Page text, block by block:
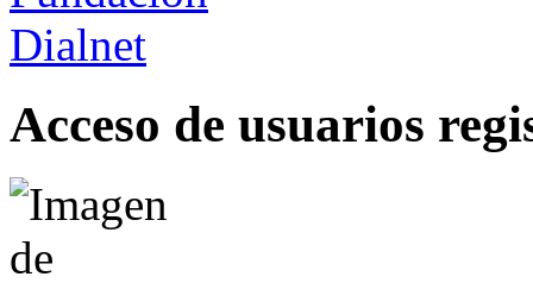
Acceso de usuarios